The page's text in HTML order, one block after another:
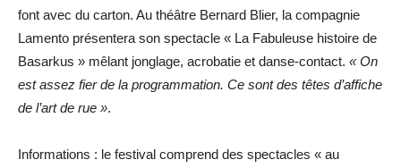
font avec du carton. Au théâtre Bernard Blier, la compagnie
Lamento présentera son spectacle « La Fabuleuse histoire de
Basarkus » mêlant jonglage, acrobatie et danse-contact. « On
est assez fier de la programmation. Ce sont des têtes d’affiche
de l’art de rue ».
Informations : le festival comprend des spectacles « au